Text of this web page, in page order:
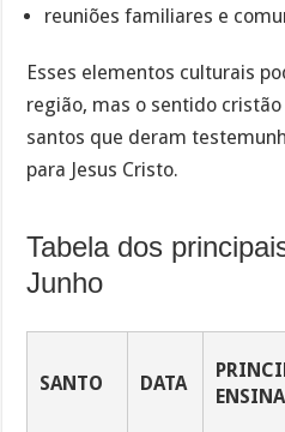
reuniões familiares e
Esses elementos culturais
região, mas o sentido
santos que deram
para Jesus Cristo.
Tabela dos
Junho
SANTO DATA